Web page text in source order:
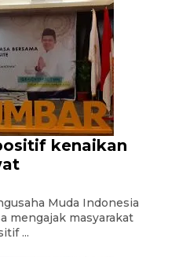
kenaikan
Muda Indonesia
mengajak masyarakat
...